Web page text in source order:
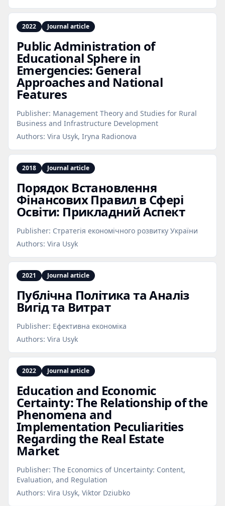
2022 Journal article
Public Administration of
Educational Sphere in
Emergencies: General
Approaches and National
Features
Publisher: Management Theory and Studies for Rural
Business and Infrastructure Development
Authors: Vira Usyk, Iryna Radionova
2018 Journal article
Порядок Встановлення
Фінансових Правил в Сфері
Освіти: Прикладний Аспект
Publisher: Стратегія економічного розвитку України
Authors: Vira Usyk
2021 Journal article
Публічна Політика та Аналіз
Вигід та Витрат
Publisher: Ефективна економіка
Authors: Vira Usyk
2022 Journal article
Education and Economic
Certainty: The Relationship of the
Phenomena and
Implementation Peculiarities
Regarding the Real Estate
Market
Publisher: The Economics of Uncertainty: Content,
Evaluation, and Regulation
Authors: Vira Usyk, Viktor Dziubko